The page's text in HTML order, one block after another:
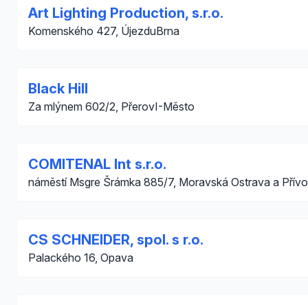
Art Lighting Production, s.r.o.
Komenského 427, ÚjezduBrna
Black Hill
Za mlýnem 602/2, PřerovI-Město
COMITENAL Int s.r.o.
náměstí Msgre Šrámka 885/7, Moravská Ostrava a
CS SCHNEIDER, spol. s r.o.
Palackého 16, Opava